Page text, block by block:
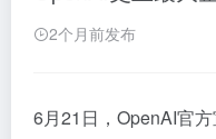
2个月前发布
6月21日，OpenAI官